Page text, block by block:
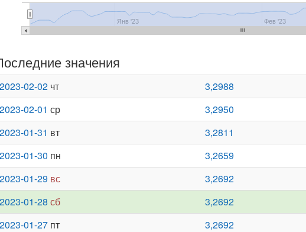
Янв '23 Фев '23
значения
2023-02-02 чт 3,2988
2023-02-01 ср 3,2950
2023-01-31 вт 3,2811
2023-01-30 пн 3,2659
2023-01-29 вс 3,2692
2023-01-28 сб 3,2692
2023-01-27 пт 3,2692